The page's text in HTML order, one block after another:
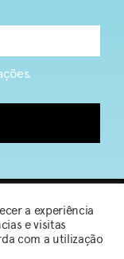
a experiência
e visitas
com a utilização